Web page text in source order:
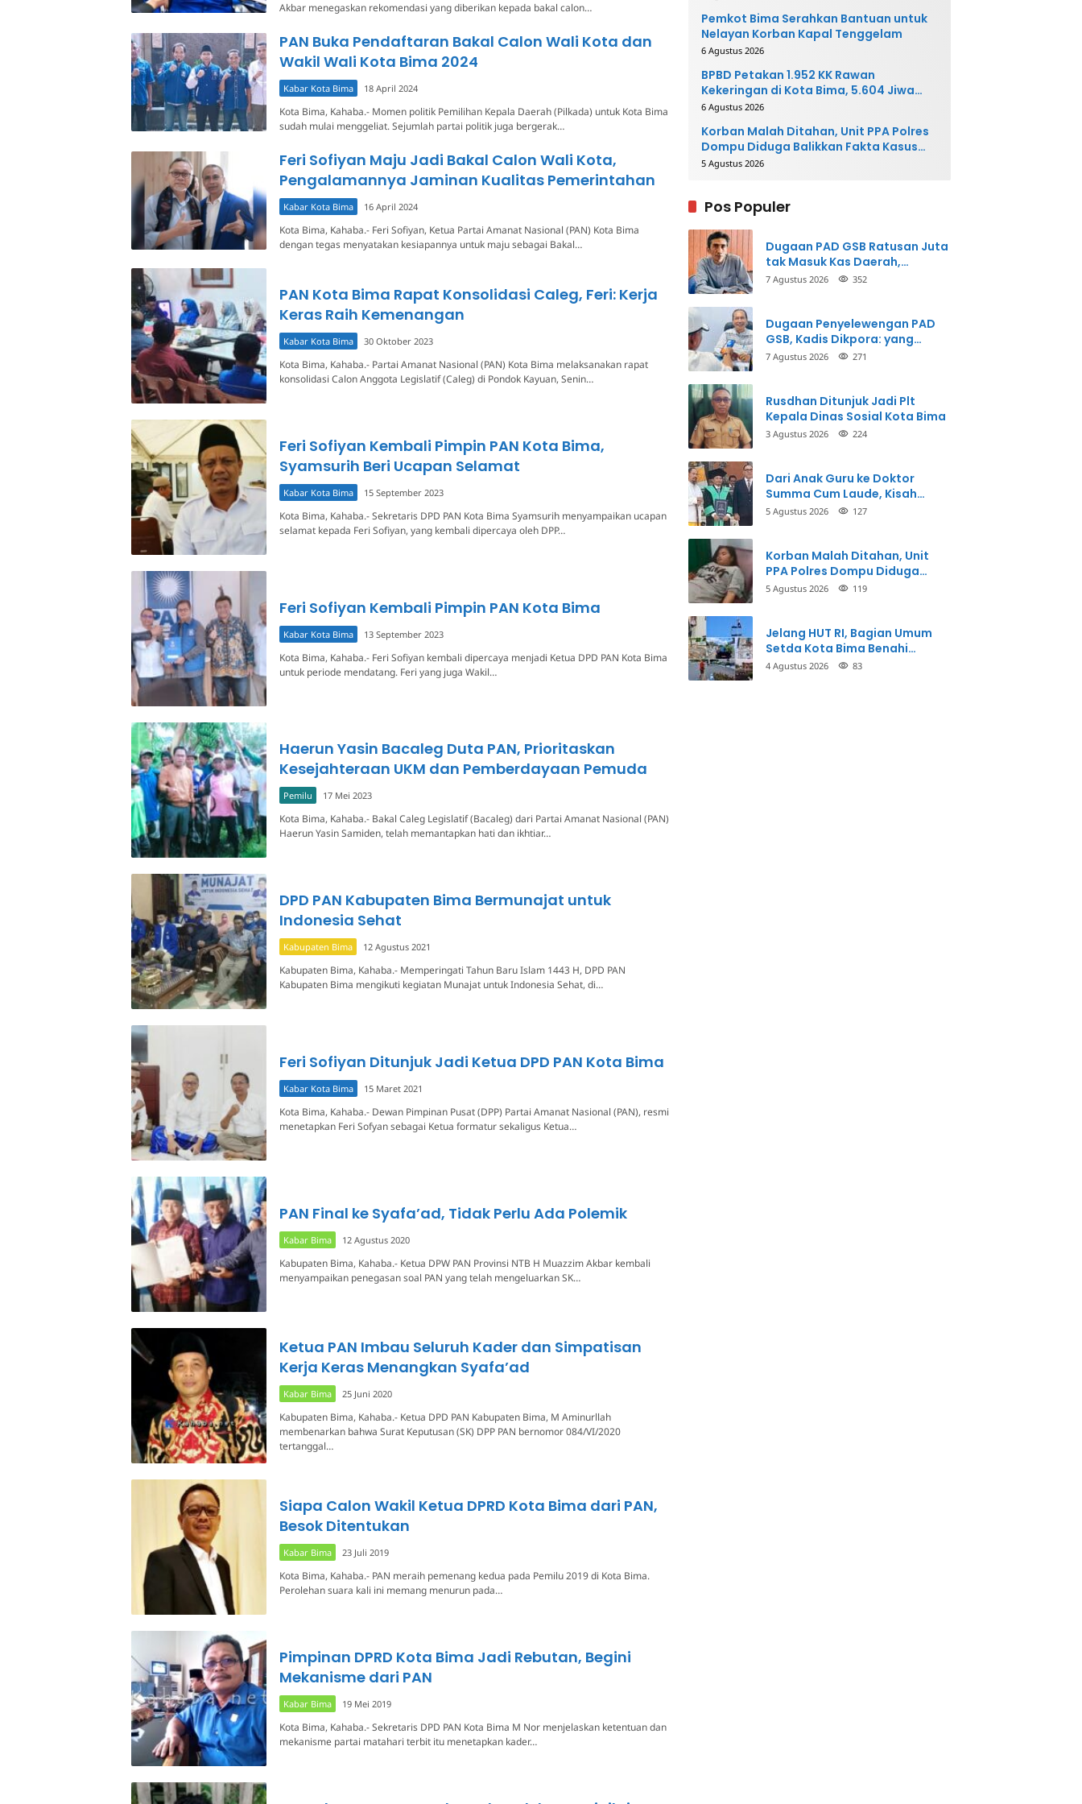
Akbar menegaskan rekomendasi yang diberikan kepada bakal calon…
PAN Buka Pendaftaran Bakal Calon Wali Kota dan
Wakil Wali Kota Bima 2024
Kabar Kota Bima 18 April 2024
Kota Bima, Kahaba.- Momen politik Pemilihan Kepala Daerah (Pilkada) untuk Kota Bima
sudah mulai menggeliat. Sejumlah partai politik juga bergerak…
Feri Sofiyan Maju Jadi Bakal Calon Wali Kota,
Pengalamannya Jaminan Kualitas Pemerintahan
Kabar Kota Bima 16 April 2024
Kota Bima, Kahaba.- Feri Sofiyan, Ketua Partai Amanat Nasional (PAN) Kota Bima
dengan tegas menyatakan kesiapannya untuk maju sebagai Bakal…
PAN Kota Bima Rapat Konsolidasi Caleg, Feri: Kerja
Keras Raih Kemenangan
Kabar Kota Bima 30 Oktober 2023
Kota Bima, Kahaba.- Partai Amanat Nasional (PAN) Kota Bima melaksanakan rapat
konsolidasi Calon Anggota Legislatif (Caleg) di Pondok Kayuan, Senin…
Feri Sofiyan Kembali Pimpin PAN Kota Bima,
Syamsurih Beri Ucapan Selamat
Kabar Kota Bima 15 September 2023
Kota Bima, Kahaba.- Sekretaris DPD PAN Kota Bima Syamsurih menyampaikan ucapan
selamat kepada Feri Sofiyan, yang kembali dipercaya oleh DPP…
Feri Sofiyan Kembali Pimpin PAN Kota Bima
Kabar Kota Bima 13 September 2023
Kota Bima, Kahaba.- Feri Sofiyan kembali dipercaya menjadi Ketua DPD PAN Kota Bima
untuk periode mendatang. Feri yang juga Wakil…
Haerun Yasin Bacaleg Duta PAN, Prioritaskan
Kesejahteraan UKM dan Pemberdayaan Pemuda
Pemilu 17 Mei 2023
Kota Bima, Kahaba.- Bakal Caleg Legislatif (Bacaleg) dari Partai Amanat Nasional (PAN)
Haerun Yasin Samiden, telah memantapkan hati dan ikhtiar…
DPD PAN Kabupaten Bima Bermunajat untuk
Indonesia Sehat
Kabupaten Bima 12 Agustus 2021
Kabupaten Bima, Kahaba.- Memperingati Tahun Baru Islam 1443 H, DPD PAN
Kabupaten Bima mengikuti kegiatan Munajat untuk Indonesia Sehat, di…
Feri Sofiyan Ditunjuk Jadi Ketua DPD PAN Kota Bima
Kabar Kota Bima 15 Maret 2021
Kota Bima, Kahaba.- Dewan Pimpinan Pusat (DPP) Partai Amanat Nasional (PAN), resmi
menetapkan Feri Sofyan sebagai Ketua formatur sekaligus Ketua…
PAN Final ke Syafa’ad, Tidak Perlu Ada Polemik
Kabar Bima 12 Agustus 2020
Kabupaten Bima, Kahaba.- Ketua DPW PAN Provinsi NTB H Muazzim Akbar kembali
menyampaikan penegasan soal PAN yang telah mengeluarkan SK…
Ketua PAN Imbau Seluruh Kader dan Simpatisan
Kerja Keras Menangkan Syafa’ad
Kabar Bima 25 Juni 2020
Kabupaten Bima, Kahaba.- Ketua DPD PAN Kabupaten Bima, M Aminurllah
membenarkan bahwa Surat Keputusan (SK) DPP PAN bernomor 084/VI/2020
tertanggal…
Siapa Calon Wakil Ketua DPRD Kota Bima dari PAN,
Besok Ditentukan
Kabar Bima 23 Juli 2019
Kota Bima, Kahaba.- PAN meraih pemenang kedua pada Pemilu 2019 di Kota Bima.
Perolehan suara kali ini memang menurun pada…
Pimpinan DPRD Kota Bima Jadi Rebutan, Begini
Mekanisme dari PAN
Kabar Bima 19 Mei 2019
Kota Bima, Kahaba.- Sekretaris DPD PAN Kota Bima M Nor menjelaskan ketentuan dan
mekanisme partai matahari terbit itu menetapkan kader…
Pemkot Bima Serahkan Bantuan untuk
Nelayan Korban Kapal Tenggelam
6 Agustus 2026
BPBD Petakan 1.952 KK Rawan
Kekeringan di Kota Bima, 5.604 Jiwa
Berpotensi Terdampak
6 Agustus 2026
Korban Malah Ditahan, Unit PPA Polres
Dompu Diduga Balikkan Fakta Kasus
Penganiayaan
5 Agustus 2026
Pos Populer
Dugaan PAD GSB Ratusan Juta
tak Masuk Kas Daerah,
Inspektorat Panggil Pihak
7 Agustus 2026 352
Dugaan Penyelewengan PAD
GSB, Kadis Dikpora: yang
Bersangkutan Akui
7 Agustus 2026 271
Rusdhan Ditunjuk Jadi Plt
Kepala Dinas Sosial Kota Bima
3 Agustus 2026 224
Dari Anak Guru ke Doktor
Summa Cum Laude, Kisah
Taman Firdaus Menginspirasi
5 Agustus 2026 127
Korban Malah Ditahan, Unit
PPA Polres Dompu Diduga
Balikkan Fakta Kasus
5 Agustus 2026 119
Jelang HUT RI, Bagian Umum
Setda Kota Bima Benahi
Kantor Pemkot
4 Agustus 2026 83